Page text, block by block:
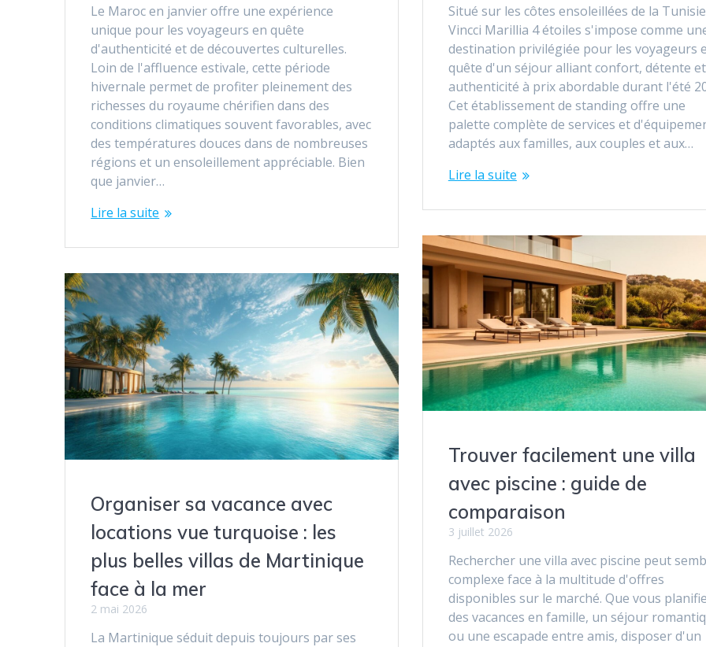
Le Maroc en janvier offre une expérience
unique pour les voyageurs en quête
d'authenticité et de découvertes culturelles.
Loin de l'affluence estivale, cette période
hivernale permet de profiter pleinement des
richesses du royaume chérifien dans des
conditions climatiques souvent favorables, avec
des températures douces dans de nombreuses
régions et un ensoleillement appréciable. Bien
que janvier…
Lire la suite
Situé sur les côtes ensoleillées de la
Vincci Marillia 4 étoiles s'impose comme
destination privilégiée pour les voyageurs
quête d'un séjour alliant confort, détente et
authenticité à prix abordable durant l'été
Cet établissement de standing offre une
palette complète de services et
adaptés aux familles, aux couples et aux…
Lire la suite
Trouver facilement une villa
avec piscine : guide de
comparaison
3 juillet 2026
Rechercher une villa avec piscine peut
complexe face à la multitude d'offres
disponibles sur le marché. Que vous
des vacances en famille, un séjour
ou une escapade entre amis, disposer d'un
Organiser sa vacance avec
locations vue turquoise : les
plus belles villas de Martinique
face à la mer
2 mai 2026
La Martinique séduit depuis toujours par ses